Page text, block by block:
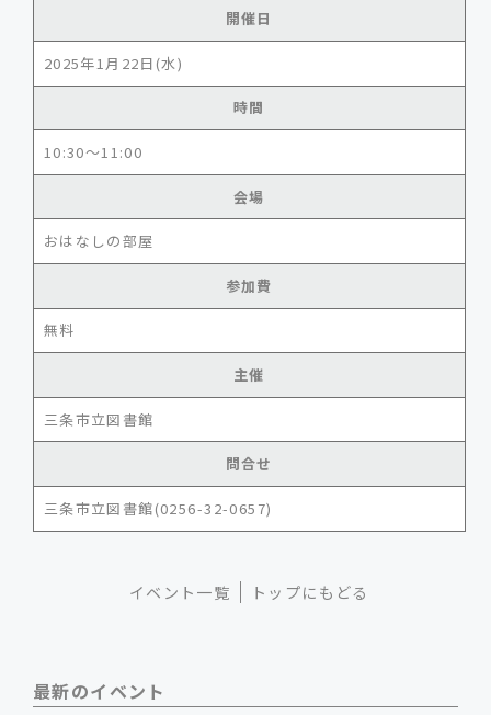
開催日
2025年1月22日(水)
時間
10:30～11:00
会場
おはなしの部屋
参加費
無料
主催
三条市立図書館
問合せ
三条市立図書館(0256-32-0657)
イベント一覧 トップにもどる
最新のイベント